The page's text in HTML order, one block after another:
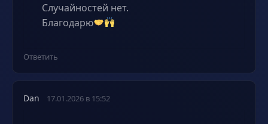
Случайностей нет.
Благодарю
Ответить
Dan 17.01.2026 в 15:52